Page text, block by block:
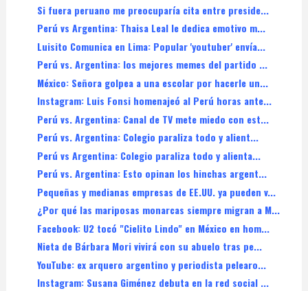
Si fuera peruano me preocuparía cita entre preside...
Perú vs Argentina: Thaisa Leal le dedica emotivo m...
Luisito Comunica en Lima: Popular 'youtuber' envía...
Perú vs. Argentina: los mejores memes del partido ...
México: Señora golpea a una escolar por hacerle un...
Instagram: Luis Fonsi homenajeó al Perú horas ante...
Perú vs. Argentina: Canal de TV mete miedo con est...
Perú vs. Argentina: Colegio paraliza todo y alient...
Perú vs Argentina: Colegio paraliza todo y alienta...
Perú vs. Argentina: Esto opinan los hinchas argent...
Pequeñas y medianas empresas de EE.UU. ya pueden v...
¿Por qué las mariposas monarcas siempre migran a M...
Facebook: U2 tocó "Cielito Lindo" en México en hom...
Nieta de Bárbara Mori vivirá con su abuelo tras pe...
YouTube: ex arquero argentino y periodista pelearo...
Instagram: Susana Giménez debuta en la red social ...